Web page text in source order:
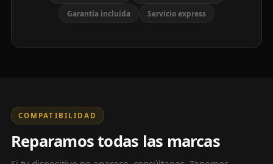
Garantía incluida
Servicio express
COMPATIBILIDAD
Reparamos todas las marcas